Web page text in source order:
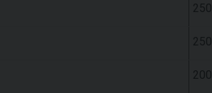
250
250
200